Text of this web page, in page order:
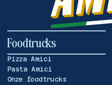
Foodtrucks
Pizza Amici
Pasta Amici
Onze foodtrucks